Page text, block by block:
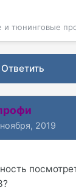
и тюнинговые
Ответить
2019